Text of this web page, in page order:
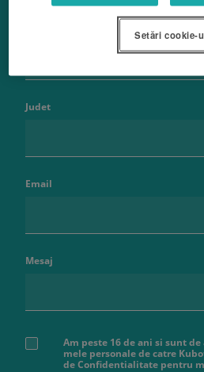
Judet
Email
Mesaj
Am peste 16 de ani si sunt
mele personale de catre
de Confidentialitate pentru
Setări cookie-